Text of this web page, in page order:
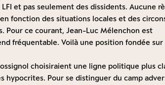
et pas seulement des dissidents. Aucune
fonction des situations locales et des
Pour ce courant, Jean-Luc Mélenchon est
fréquentable. Voilà une position fondée sur
choisiraient une ligne politique plus
hypocrites. Pour se distinguer du camp